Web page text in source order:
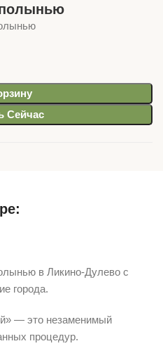
Сейчас
в Ликино-Дулево с
города.
— это незаменимый
процедур.